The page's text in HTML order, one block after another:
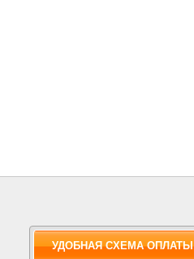
УДОБНАЯ СХЕМА ОПЛАТЫ